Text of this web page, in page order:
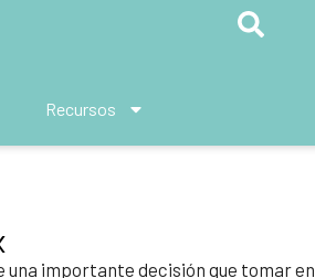
Recursos
importante decisión que tomar en